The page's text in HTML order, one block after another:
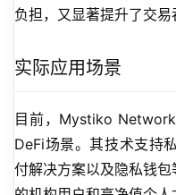
负担，又显著提升了交易
实际应用场景
目前，Mystiko
DeFi场景。其技术支持
付解决方案以及隐私钱